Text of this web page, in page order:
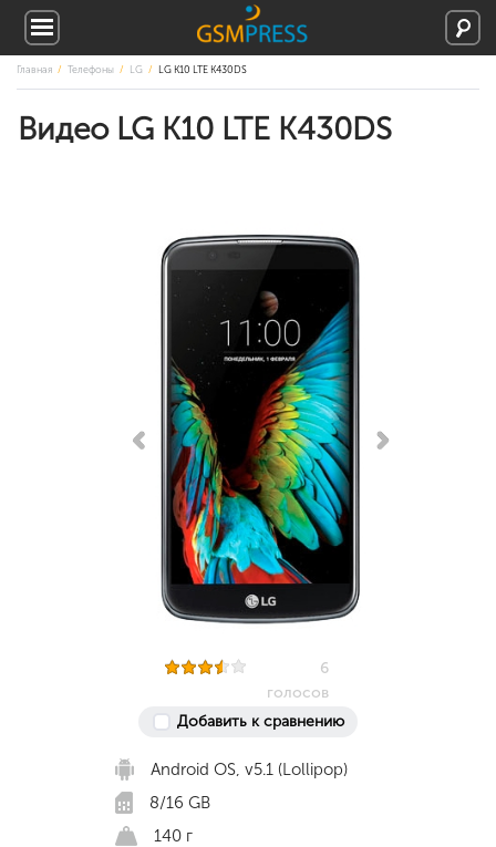
Главная Телефоны LG LG K10 LTE K430DS
Видео LG K10 LTE K430DS
6
голосов
Добавить к сравнению
Android OS, v5.1 (Lollipop)
8/16 GB
140 г